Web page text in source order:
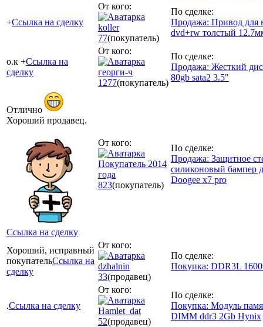
+Ссылка на сделку
От кого:
koller
77(покупатель)
По сделке:
Продажа: Привод для
dvd+rw толстый
о.к +Ссылка на
сделку
От кого:
георги-ч
1277(покупатель)
По сделке:
Продажа: Жесткий
80gb sata2 3.5"
Отлично
Хороший продавец.
Ссылка на сделку
От кого:
Покупатель 2014
года
823(покупатель)
По сделке:
Продажа: Защитное
силиконовый бампер
Doogee x7 pro
Хороший, исправный
покупательСсылка на
сделку
От кого:
dzhalnin
33(продавец)
По сделке:
Покупка: DDR3L
.Ссылка на сделку
От кого:
Hamlet_dat
52(продавец)
По сделке:
Покупка: Модуль
DIMM ddr3 2Gb Hynix